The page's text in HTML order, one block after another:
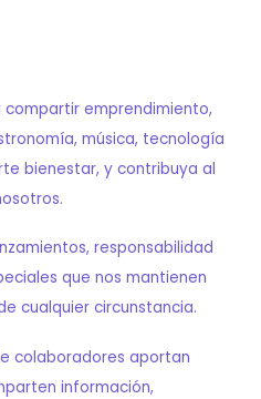
emprendimiento,
música, tecnología
bienestar, y contribuya al
responsabilidad
que nos mantienen
cualquier circunstancia.
colaboradores aportan
información,